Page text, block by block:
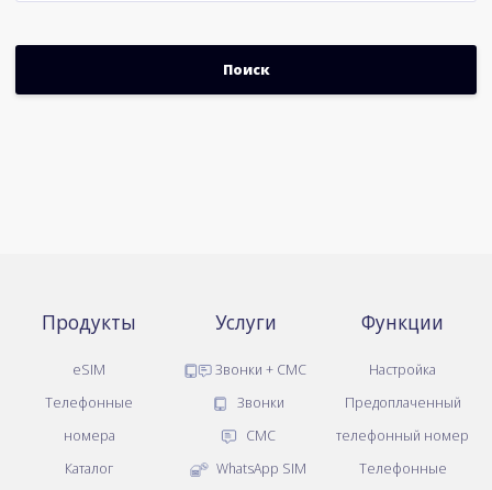
Продукты
eSIM
Телефонные
номера
Каталог
Услуги
Звонки + СМС
Звонки
СМС
WhatsApp SIM
Функции
Настройка
Предоплаченный
телефонный номер
Телефонные